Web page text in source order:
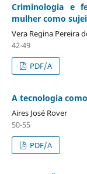
Criminologia e
mulher como
Vera Regina Pereira
42-49
PDF/A
A tecnologia
Aires José Rover
50-55
PDF/A